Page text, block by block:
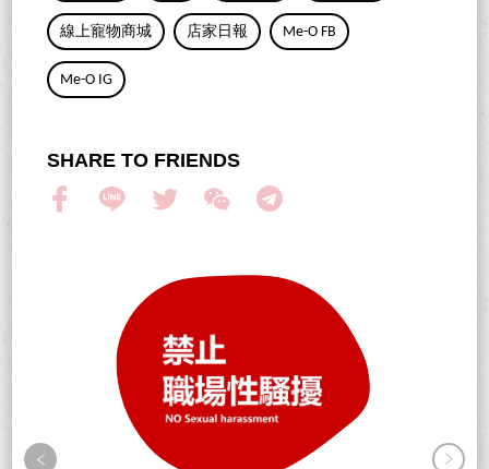
線上寵物商城 店家日報 Me-O FB
Me-O IG
SHARE TO FRIENDS